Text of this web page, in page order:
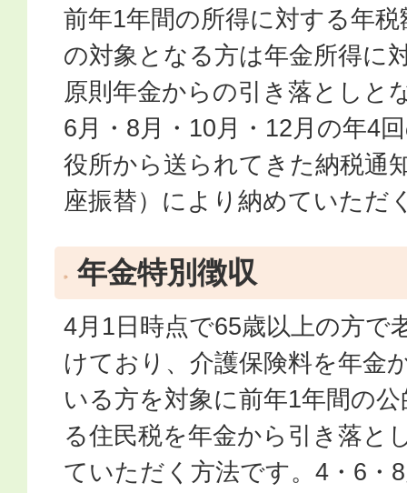
前年1年間の所得に対する年
の対象となる方は年金所得に
原則年金からの引き落としと
6月・8月・10月・12月の年4
役所から送られてきた納税通
座振替）により納めていただ
年金特別徴収
4月1日時点で65歳以上の方で
けており、介護保険料を年金
いる方を対象に前年1年間の
る住民税を年金から引き落と
ていただく方法です。4・6・